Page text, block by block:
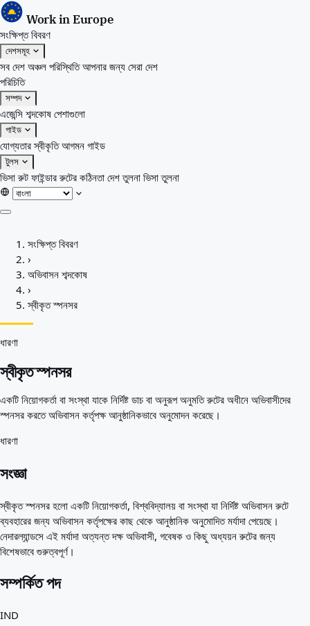
Work in Europe
সংক্ষিপ্ত বিবরণ
দেশসমূহ
সব দেশ অঞ্চল পরিস্থিতিআপনার জন্য সেরা দেশ
পরিচিতি
সম্পদ
এজেন্সি শব্দকোষ পেশাগুলো
গাইড
যোগ্যতার স্বীকৃতিআগমন গাইড
টুলস
ভিসা রুট ফাইন্ডাররুটের কঠিনতা দেশ তুলনা ভিসা তুলনা
দেশসমূহ
অঞ্চল
আপনার জন্য সেরা দেশ
শব্দকোষ
গাইড
যোগ্যতার স্বীকৃতি
ভিসা তুলনা
সংক্ষিপ্ত বিবরণ
›
অভিবাসন শব্দকোষ
›
স্বীকৃত স্পনসর
ধারণা
স্বীকৃত স্পনসর
একটি নিয়োগকর্তা বা সংস্থা যাকে নির্দিষ্ট ডাচ বা অনুরূপ অনুমতি রুটের অধীনে অভিবাসীদের
স্পনসর করতে অভিবাসন কর্তৃপক্ষ আনুষ্ঠানিকভাবে অনুমোদন করেছে।
ধারণা
সংজ্ঞা
স্বীকৃত স্পনসর হলো একটি নিয়োগকর্তা, বিশ্ববিদ্যালয় বা সংস্থা যা নির্দিষ্ট অভিবাসন রুটে
ব্যবহারের জন্য অভিবাসন কর্তৃপক্ষের কাছ থেকে আনুষ্ঠানিক অনুমোদিত মর্যাদা পেয়েছে।
নেদারল্যান্ডসে এই মর্যাদা অত্যন্ত দক্ষ অভিবাসী, গবেষক ও কিছু অধ্যয়ন রুটের জন্য
বিশেষভাবে গুরুত্বপূর্ণ।
সম্পর্কিত পদ
IND